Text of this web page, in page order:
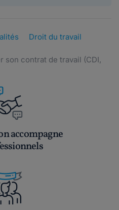
Droit du travail
son contrat de travail (CDI,
accompagne